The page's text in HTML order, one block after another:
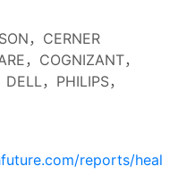
，CERNER
，COGNIZANT，
，PHILIPS，
reports/heal